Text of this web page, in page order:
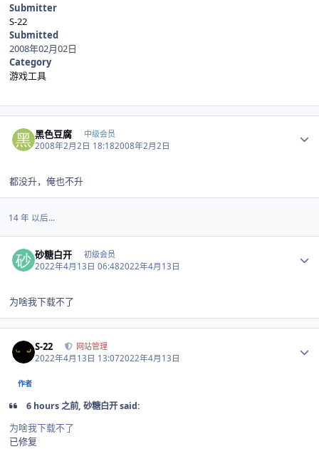
Submitter
S-22
Submitted
2008年02月02日
Category
游戏工具
黑色豆腐 中级会员
2008年2月2日 18:182008年2月2日
都没升，俺也不升
14 年 以后...
砂糖白开 初级会员
2022年4月13日 06:482022年4月13日
为啥我下载不了
S-22 网站管理
2022年4月13日 13:072022年4月13日
作者
6 hours 之前, 砂糖白开 said:
为啥我下载不了
已修复